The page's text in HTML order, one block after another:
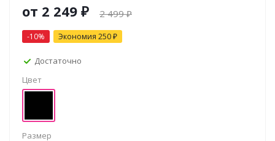
от 2 249 ₽ 2 499 ₽
-10% Экономия 250 ₽
Достаточно
Цвет
Размер